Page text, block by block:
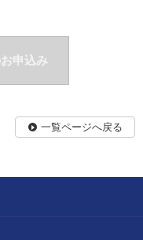
申込み
一覧ページへ戻る